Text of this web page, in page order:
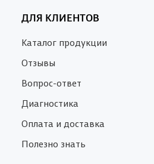
ДЛЯ КЛИЕНТОВ
Каталог продукции
Отзывы
Вопрос-ответ
Диагностика
Оплата и доставка
Полезно знать